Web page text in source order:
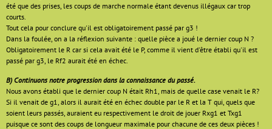
été que des prises, les coups de marche normale étant devenus illégaux car trop
courts.
Tout cela pour conclure qu'il est obligatoirement passé par g3 !
Dans la foulée, on a la réflexion suivante : quelle pièce a joué le dernier coup N ?
Obligatoirement le R car si cela avait été le P, comme il vient d'être établi qu'il est
passé par g3, le Rf2 aurait été en échec.
B) Continuons notre progression dans la connaissance du passé.
Nous avons établi que le dernier coup N était Rh1, mais de quelle case venait le R?
Si il venait de g1, alors il aurait été en échec double par le R et la T qui, quels que
soient leurs passés, auraient eu respectivement le droit de jouer Rxg1 et Txg1
puisque ce sont des coups de longueur maximale pour chacune de ces deux pièces !